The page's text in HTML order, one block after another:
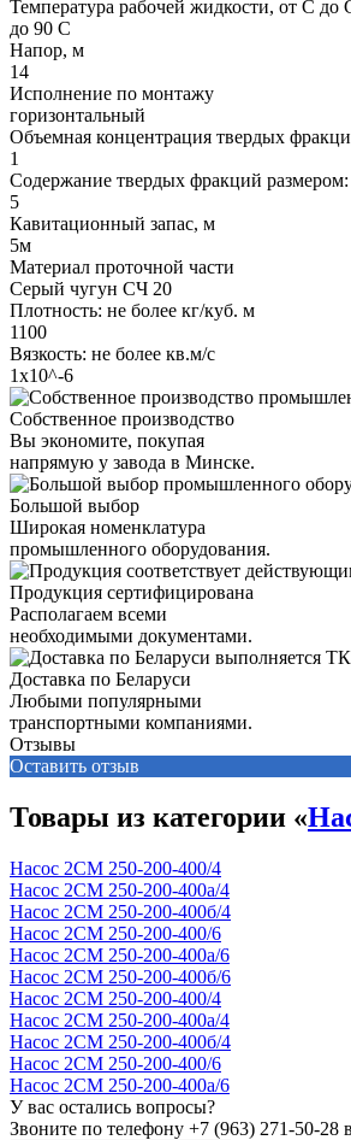
Температура рабочей жидкости, от С до
до 90 С
Напор, м
14
Исполнение по монтажу
горизонтальный
Объемная концентрация твердых
1
Содержание твердых фракций
5
Кавитационный запас, м
5м
Материал проточной части
Серый чугун СЧ 20
Плотность: не более кг/куб. м
1100
Вязкость: не более кв.м/с
1х10^-6
Собственное производство
Вы экономите, покупая
напрямую у завода в Минске.
Большой выбор
Широкая номенклатура
промышленного оборудования.
Продукция сертифицирована
Располагаем всеми
необходимыми документами.
Доставка по Беларуси
Любыми популярными
транспортными компаниями.
Отзывы
Оставить отзыв
Товары из категории «
Насос 2СМ 250-200-400/4
Насос 2СМ 250-200-400а/4
Насос 2СМ 250-200-400б/4
Насос 2СМ 250-200-400/6
Насос 2СМ 250-200-400а/6
Насос 2СМ 250-200-400б/6
Насос 2СМ 250-200-400/4
Насос 2СМ 250-200-400а/4
Насос 2СМ 250-200-400б/4
Насос 2СМ 250-200-400/6
Насос 2СМ 250-200-400а/6
У вас остались вопросы?
Звоните по телефону +7 (963) 271-50-28